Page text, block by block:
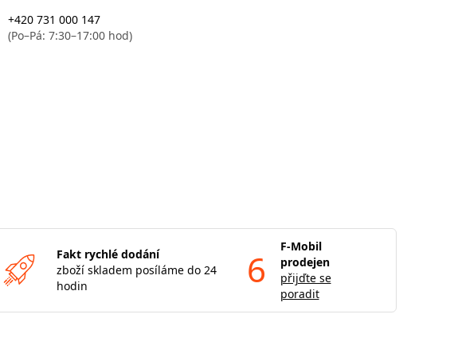
+420 731 000 147
(Po–Pá: 7:30–17:00 hod)
Fakt rychlé dodání
zboží skladem posíláme do 24
hodin
6
F-Mobil
prodejen
přijďte se
poradit